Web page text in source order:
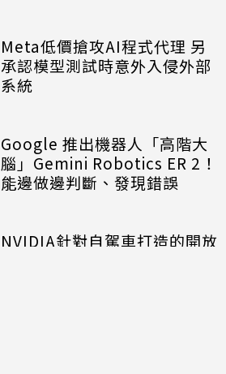
Meta低價搶攻AI程式代理 另
承認模型測試時意外入侵外部
系統
Google 推出機器人「高階大
腦」Gemini Robotics ER 2！
能邊做邊判斷、發現錯誤
NVIDIA針對自駕車打造的開放